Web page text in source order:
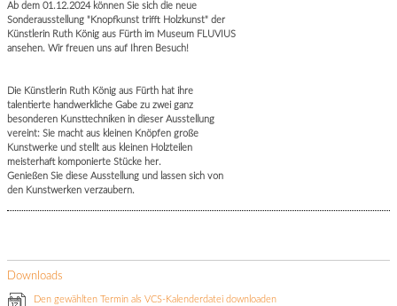
Ab dem 01.12.2024 können Sie sich die neue
Sonderausstellung "Knopfkunst trifft Holzkunst" der
Künstlerin Ruth König aus Fürth im Museum FLUVIUS
ansehen. Wir freuen uns auf Ihren Besuch!
Die Künstlerin Ruth König aus Fürth hat ihre
talentierte handwerkliche Gabe zu zwei ganz
besonderen Kunsttechniken in dieser Ausstellung
vereint: Sie macht aus kleinen Knöpfen große
Kunstwerke und stellt aus kleinen Holzteilen
meisterhaft komponierte Stücke her.
Genießen Sie diese Ausstellung und lassen sich von
den Kunstwerken verzaubern.
Downloads
Den gewählten Termin als VCS-Kalenderdatei downloaden